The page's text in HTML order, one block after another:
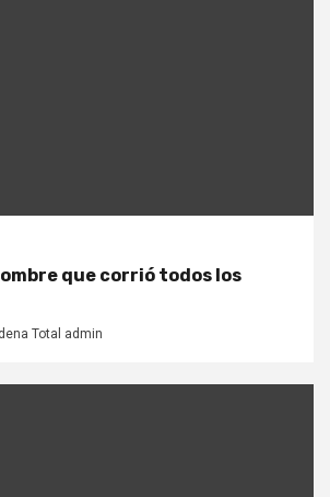
que corrió todos los
Total admin